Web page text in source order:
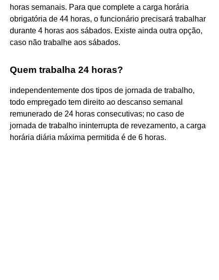
horas semanais. Para que complete a carga horária
obrigatória de 44 horas, o funcionário precisará trabalhar
durante 4 horas aos sábados. Existe ainda outra opção,
caso não trabalhe aos sábados.
Quem trabalha 24 horas?
independentemente dos tipos de jornada de trabalho,
todo empregado tem direito ao descanso semanal
remunerado de 24 horas consecutivas; no caso de
jornada de trabalho ininterrupta de revezamento, a carga
horária diária máxima permitida é de 6 horas.